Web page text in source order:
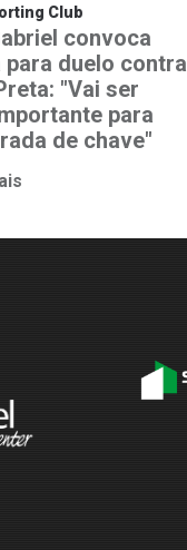
Club
convoca
duelo contra
"Vai ser
para
de chave"